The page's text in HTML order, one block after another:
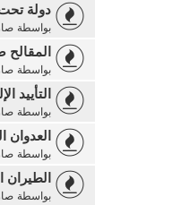
دولة
بواسطة
المقالح
بواسطة
التأييد
بواسطة
العدوان
بواسطة
بواسطة